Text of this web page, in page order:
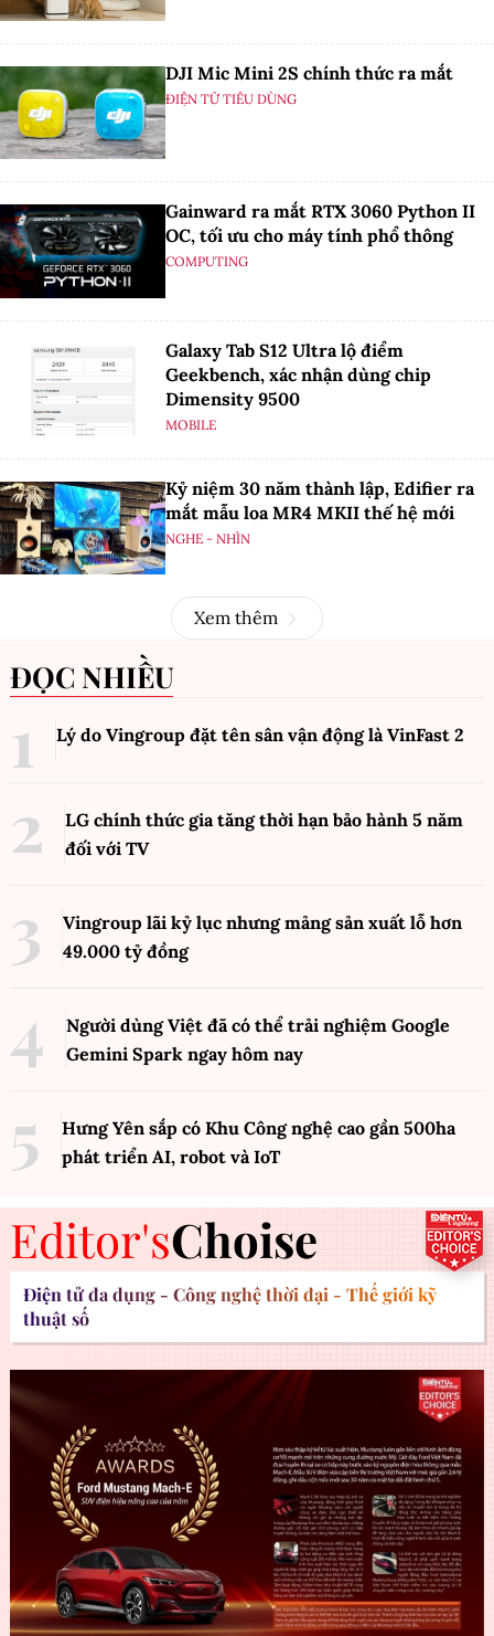
DJI Mic Mini 2S chính thức ra mắt
ĐIỆN TỬ TIÊU DÙNG
Gainward ra mắt RTX 3060 Python II
OC, tối ưu cho máy tính phổ thông
COMPUTING
Galaxy Tab S12 Ultra lộ điểm
Geekbench, xác nhận dùng chip
Dimensity 9500
MOBILE
Kỷ niệm 30 năm thành lập, Edifier ra
mắt mẫu loa MR4 MKII thế hệ mới
NGHE - NHÌN
Xem thêm
ĐỌC NHIỀU
Lý do Vingroup đặt tên sân vận động là VinFast 2
LG chính thức gia tăng thời hạn bảo hành 5 năm
đối với TV
Vingroup lãi kỷ lục nhưng mảng sản xuất lỗ hơn
49.000 tỷ đồng
Người dùng Việt đã có thể trải nghiệm Google
Gemini Spark ngay hôm nay
Hưng Yên sắp có Khu Công nghệ cao gần 500ha
phát triển AI, robot và IoT
Editor'sChoise
Điện tử đa dụng - Công nghệ thời đại - Thế giới kỹ
thuật số